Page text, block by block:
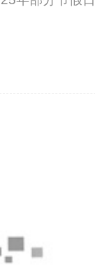
)放假调休共
期六:正月十